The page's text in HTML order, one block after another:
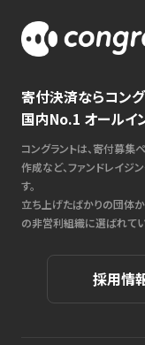
寄付決済ならコン
国内No.1 オールイ
コングラントは、寄付募集
作成など、ファンドレイ
す。
立ち上げたばかりの団体
の非営利組織に選ばれてい
採用情